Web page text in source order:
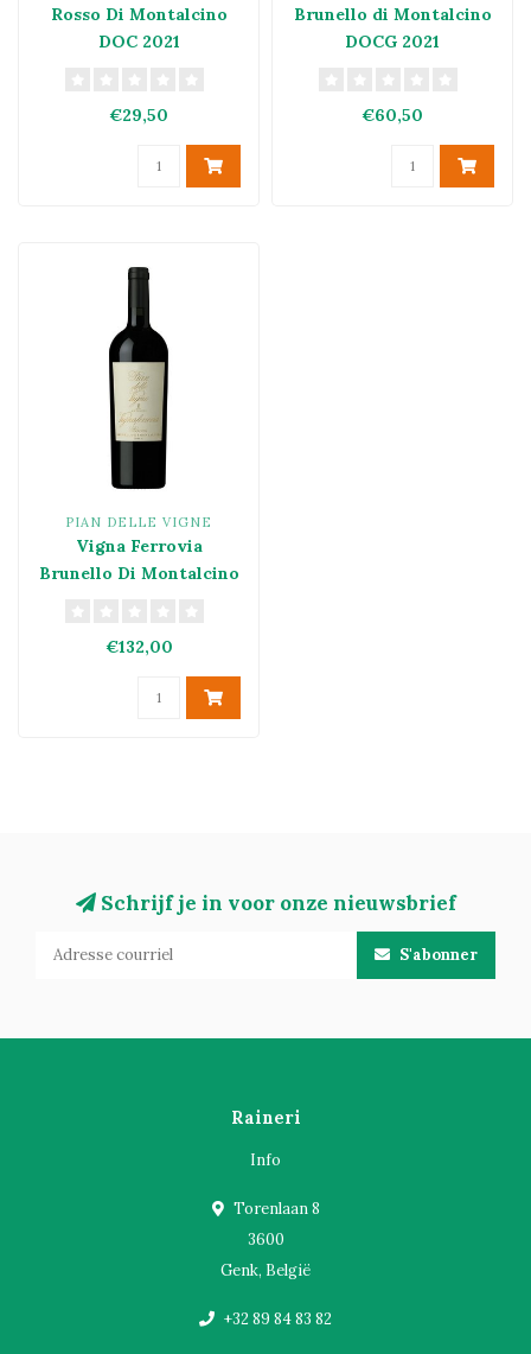
Rosso Di Montalcino
DOC 2021
€29,50
Brunello di Montalcino
DOCG 2021
€60,50
PIAN DELLE VIGNE
Vigna Ferrovia
Brunello Di Montalcino
€132,00
Schrijf je in voor onze nieuwsbrief
S'abonner
Raineri
Info
Torenlaan 8
3600
Genk, België
+32 89 84 83 82